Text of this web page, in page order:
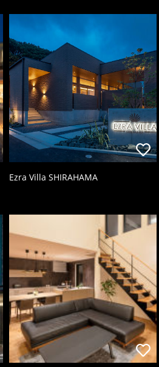
Ezra Villa SHIRAHAMA